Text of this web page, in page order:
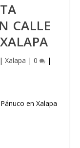
CALLE
| Xalapa | 0 |